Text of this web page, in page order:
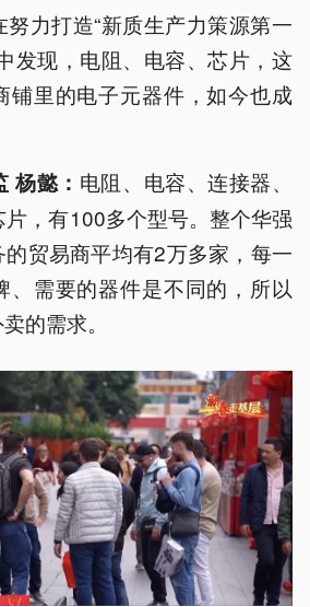
力打造“新质生产力策源第一
发现，电阻、电容、芯片，这
铺里的电子元器件，如今也成
杨懿： 电阻、电容、连接器、
，有100多个型号。整个华强
贸易商平均有2万多家，每一
、需要的器件是不同的，所以
的需求。